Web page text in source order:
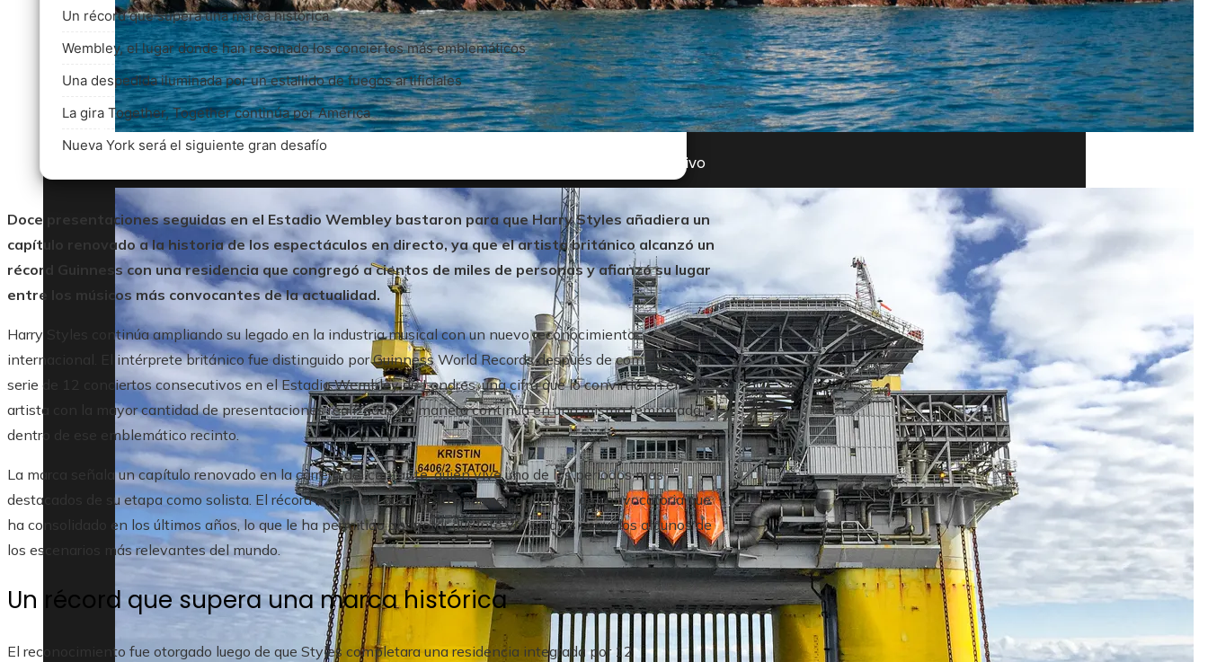
Montenegro y la presión sobre el patrimonio natural causada por el turismo masivo
Un récord que supera una marca histórica
Wembley, el lugar donde han resonado los conciertos más emblemáticos
Una despedida iluminada por un estallido de fuegos artificiales
La gira Together, Together continúa por América
Nueva York será el siguiente gran desafío
Doce presentaciones seguidas en el Estadio Wembley bastaron para que Harry Styles añadiera un
capítulo renovado a la historia de los espectáculos en directo, ya que el artista británico alcanzó un
récord Guinness con una residencia que congregó a cientos de miles de personas y afianzó su lugar
entre los músicos más convocantes de la actualidad.
Harry Styles continúa ampliando su legado en la industria musical con un nuevo reconocimiento
internacional. El intérprete británico fue distinguido por Guinness World Records después de completar una
serie de 12 conciertos consecutivos en el Estadio Wembley de Londres, una cifra que lo convirtió en el
artista con la mayor cantidad de presentaciones realizadas de manera continua en una misma temporada
dentro de ese emblemático recinto.
La marca señala un capítulo renovado en la carrera del cantante, quien vive uno de los periodos más
destacados de su etapa como solista. El récord evidencia además la enorme capacidad de convocatoria que
ha consolidado en los últimos años, lo que le ha permitido abarrotar durante varios días seguidos algunos de
los escenarios más relevantes del mundo.
Un récord que supera una marca histórica
El reconocimiento fue otorgado luego de que Styles completara una residencia integrada por 12